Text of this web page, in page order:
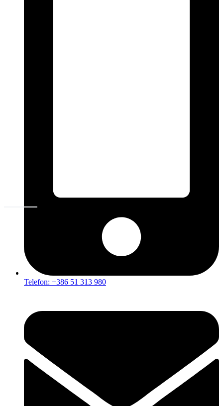
Telefon: +386 51 313 980